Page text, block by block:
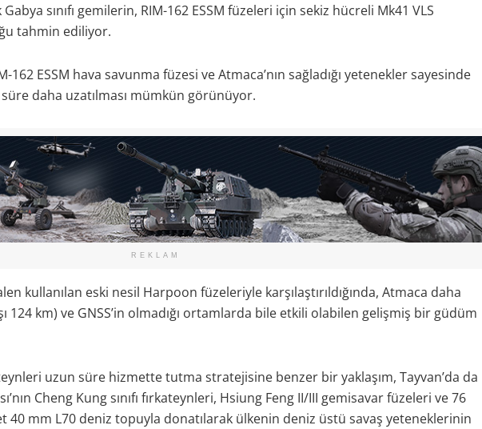
sınıfı gemilerin, RIM-162 ESSM füzeleri için sekiz hücreli Mk41 VLS
tahmin ediliyor.
162 ESSM hava savunma füzesi ve Atmaca’nın sağladığı yetenekler sayesinde
daha uzatılması mümkün görünüyor.
REKLAM
kullanılan eski nesil Harpoon füzeleriyle karşılaştırıldığında, Atmaca daha
124 km) ve GNSS’in olmadığı ortamlarda bile etkili olabilen gelişmiş bir güdüm
uzun süre hizmette tutma stratejisine benzer bir yaklaşım, Tayvan’da da
Cheng Kung sınıfı fırkateynleri, Hsiung Feng II/III gemisavar füzeleri ve 76
40 mm L70 deniz topuyla donatılarak ülkenin deniz üstü savaş yeteneklerinin